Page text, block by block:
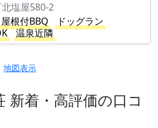
塩屋580-2
屋根付BBQ
ドッグラン
温泉近隣
地図表示
新着・高評価の口コ